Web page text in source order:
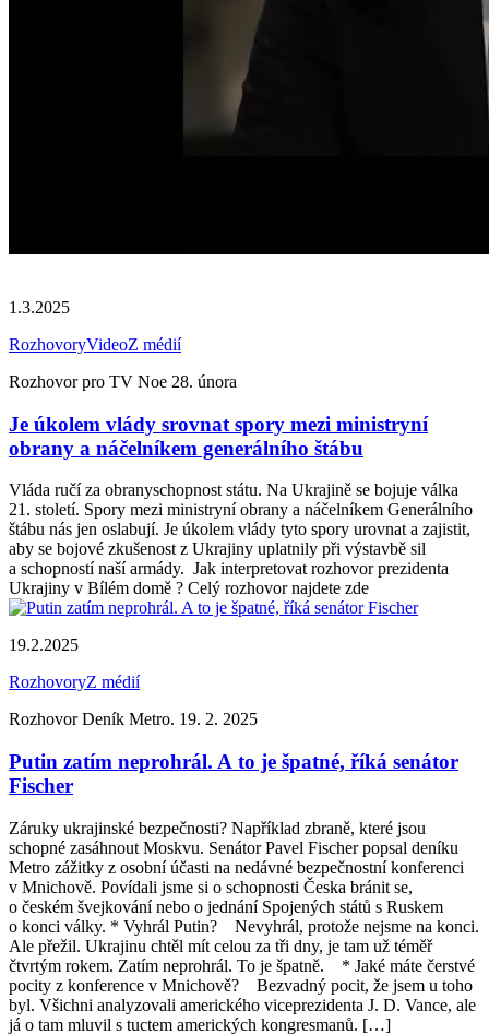
1.3.2025
RozhovoryVideoZ médií
Rozhovor pro TV Noe 28. února
Je úkolem vlády srovnat spory mezi ministryní
obrany a náčelníkem generálního štábu
Vláda ručí za obranyschopnost státu. Na Ukrajině se bojuje válka
21. století. Spory mezi ministryní obrany a náčelníkem Generálního
štábu nás jen oslabují. Je úkolem vlády tyto spory urovnat a zajistit,
aby se bojové zkušenost z Ukrajiny uplatnily při výstavbě sil
a schopností naší armády. Jak interpretovat rozhovor prezidenta
Ukrajiny v Bílém domě ? Celý rozhovor najdete zde
19.2.2025
RozhovoryZ médií
Rozhovor Deník Metro. 19. 2. 2025
Putin zatím neprohrál. A to je špatné, říká senátor
Fischer
Záruky ukrajinské bezpečnosti? Například zbraně, které jsou
schopné zasáhnout Moskvu. Senátor Pavel Fischer popsal deníku
Metro zážitky z osobní účasti na nedávné bezpečnostní konferenci
v Mnichově. Povídali jsme si o schopnosti Česka bránit se,
o českém švejkování nebo o jednání Spojených států s Ruskem
o konci války. * Vyhrál Putin? Nevyhrál, protože nejsme na konci.
Ale přežil. Ukrajinu chtěl mít celou za tři dny, je tam už téměř
čtvrtým rokem. Zatím neprohrál. To je špatně. * Jaké máte čerstvé
pocity z konference v Mnichově? Bezvadný pocit, že jsem u toho
byl. Všichni analyzovali amerického viceprezidenta J. D. Vance, ale
já o tam mluvil s tuctem amerických kongresmanů. […]